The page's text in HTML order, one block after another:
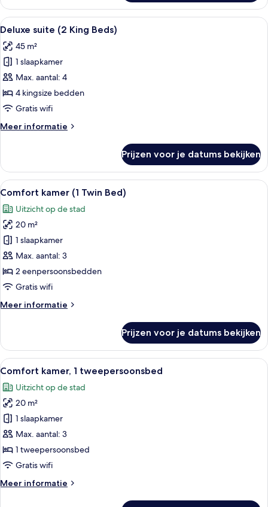
kamer
(1
Twin
Single
Bed)
Alle
foto's
voor
Deluxe
suite
(2
King
laden
Een hotelkamer met een bed,
6
Deluxe suite (2 King Beds)
45 m²
1 slaapkamer
Max. aantal: 4
4 kingsize bedden
Gratis wifi
Meer informatie
Meer
suite
(2
King
Prijzen voor je datums bekijken
Alle
foto's
voor
Comfort
kamer
(1
Twin
Bed)
Een hotelkamer met een groot
10
Comfort kamer (1 Twin Bed)
Uitzicht op de stad
20 m²
1 slaapkamer
Max. aantal: 3
2 eenpersoonsbedden
Gratis wifi
Meer informatie
Meer
kamer
(1
Twin
Prijzen voor je datums bekijken
Alle
foto's
voor
Comfort
kamer,
1
tweepersoonsbed
laden
Een hotelkamer met een bed,
13
Comfort kamer, 1 tweepersoonsbed
Uitzicht op de stad
20 m²
1 slaapkamer
Max. aantal: 3
1 tweepersoonsbed
Gratis wifi
Meer informatie
Meer